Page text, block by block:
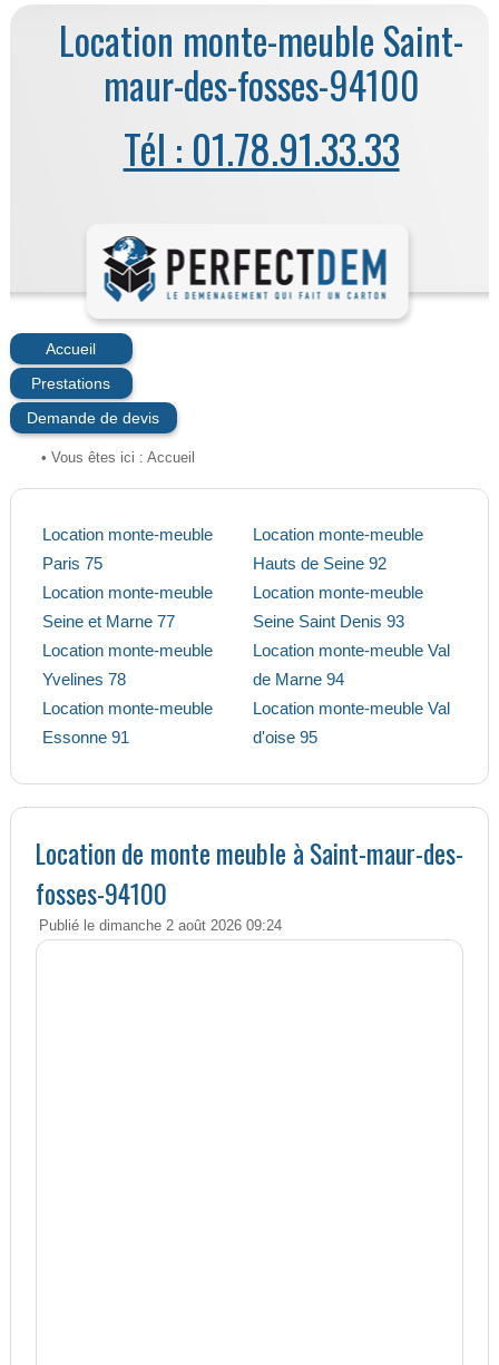
Location monte-meuble Saint-
maur-des-fosses-94100
Tél : 01.78.91.33.33
Accueil
Prestations
Demande de devis
• Vous êtes ici : Accueil
Location monte-meuble
Paris 75
Location monte-meuble
Seine et Marne 77
Location monte-meuble
Yvelines 78
Location monte-meuble
Essonne 91
Location monte-meuble
Hauts de Seine 92
Location monte-meuble
Seine Saint Denis 93
Location monte-meuble Val
de Marne 94
Location monte-meuble Val
d'oise 95
Location de monte meuble à Saint-maur-des-
fosses-94100
Publié le dimanche 2 août 2026 09:24